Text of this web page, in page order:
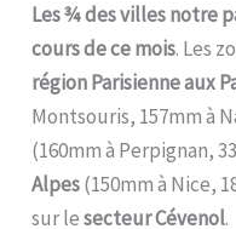
Les ¾ des villes notre
cours de ce mois. Les
région Parisienne aux
Montsouris, 157mm à
(160mm à Perpignan,
Alpes(150mm à Nice,
sur lesecteur Cévenol.